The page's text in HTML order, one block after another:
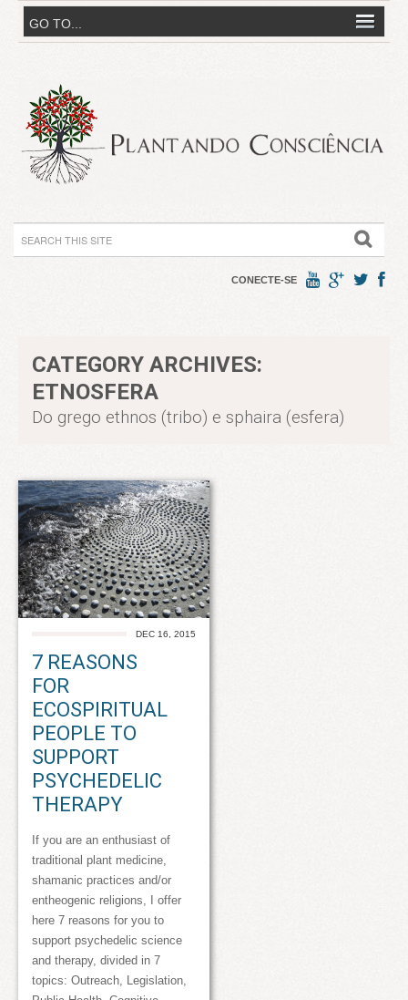
CONECTE-SE
CATEGORY ARCHIVES:
ETNOSFERA
Do grego ethnos (tribo) e sphaira (esfera)
DEC 16, 2015
7 REASONS
FOR
ECOSPIRITUAL
PEOPLE TO
SUPPORT
PSYCHEDELIC
THERAPY
If you are an enthusiast of
traditional plant medicine,
shamanic practices and/or
entheogenic religions, I offer
here 7 reasons for you to
support psychedelic science
and therapy, divided in 7
topics: Outreach, Legislation,